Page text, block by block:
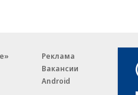
Реклама
Вакансии
Android